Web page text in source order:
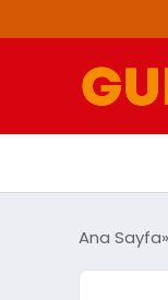
Ana Sayfa